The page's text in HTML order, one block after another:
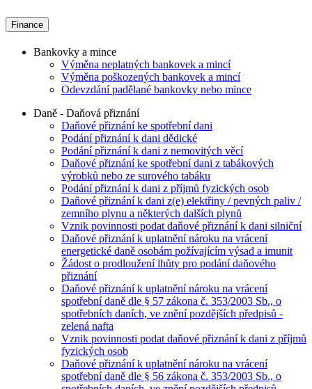
Finance
Bankovky a mince
Výměna neplatných bankovek a mincí
Výměna poškozených bankovek a mincí
Odevzdání padělané bankovky nebo mince
Daně - Daňová přiznání
Daňové přiznání ke spotřební dani
Podání přiznání k dani dědické
Podání přiznání k dani z nemovitých věcí
Daňové přiznání ke spotřební dani z tabákových
výrobků nebo ze surového tabáku
Podání přiznání k dani z příjmů fyzických osob
Daňové přiznání k dani z(e) elektřiny / pevných paliv /
zemního plynu a některých dalších plynů
Vznik povinnosti podat daňové přiznání k dani silniční
Daňové přiznání k uplatnění nároku na vrácení
energetické daně osobám požívajícím výsad a imunit
Žádost o prodloužení lhůty pro podání daňového
přiznání
Daňové přiznání k uplatnění nároku na vrácení
spotřební daně dle § 57 zákona č. 353/2003 Sb., o
spotřebních daních, ve znění pozdějších předpisů -
zelená nafta
Vznik povinnosti podat daňové přiznání k dani z příjmů
fyzických osob
Daňové přiznání k uplatnění nároku na vrácení
spotřební daně dle § 56 zákona č. 353/2003 Sb., o